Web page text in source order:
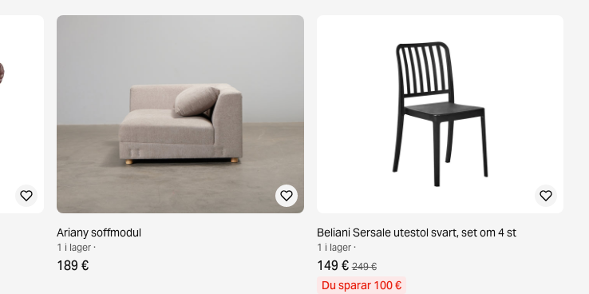
Ariany soffmodul
1 i lager ·
189 €
Beliani Sersale utestol svart, set om 4 st
1 i lager ·
149 € 249 €
Du sparar 100 €